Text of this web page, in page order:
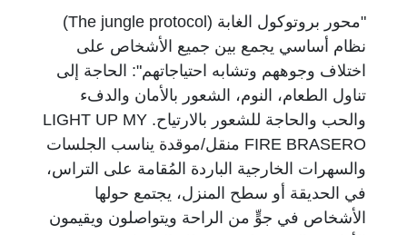
"محور بروتوكول الغابة (The jungle protocol)
نظام أساسي يجمع بين جميع الأشخاص على
اختلاف وجوههم وتشابه احتياجاتهم": الحاجة إلى
تناول الطعام، النوم، الشعور بالأمان والدفء
والحب والحاجة للشعور بالارتياح. LIGHT UP MY
FIRE BRASERO منقل/موقدة يناسب الجلسات
والسهرات الخارجية الباردة المُقامة على التراس،
في الحديقة أو سطح المنزل، يجتمع حولها
الأشخاص في جوٍّ من الراحة ويتواصلون ويقيمون